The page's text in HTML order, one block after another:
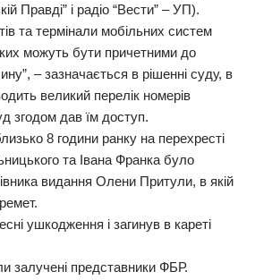
Правді” і радіо “Вести” – УП).
та термінали мобільних систем
можуть бути причетними до
– зазначається в рішенні суду, в
великий перелік номерів
згодом дав їм доступ.
8 години ранку на перехресті
та Івана Франка було
видання Олени Притули, в якій
ушкодження і загинув в кареті
залучені представники ФБР.